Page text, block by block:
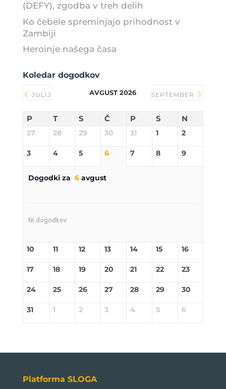
(DEFY), zgodba v treh delih
Ko čebele spreminjajo prihodnost v
Zambiji
Heroinje našega časa
Koledar dogodkov
JULIJ AVGUST 2026 SEPTEMBER
P T S Č P S N
27 28 29 30 31 1 2
3 4 5 6 7 8 9
Dogodki za 6avgust
Ni dogodkov
10 11 12 13 14 15 16
17 18 19 20 21 22 23
24 25 26 27 28 29 30
31 1 2 3 4 5 6
Platforma SLOGA